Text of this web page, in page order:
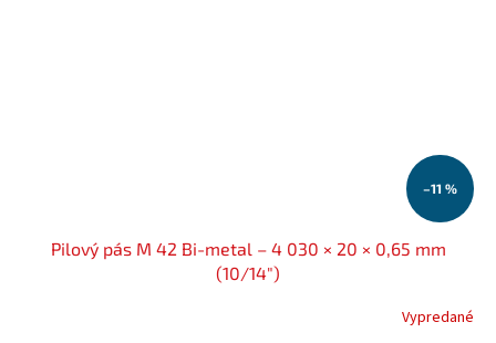
–11 %
Pilový pás M 42 Bi-metal – 4 030 × 20 × 0,65 mm
(10/14")
Vypredané